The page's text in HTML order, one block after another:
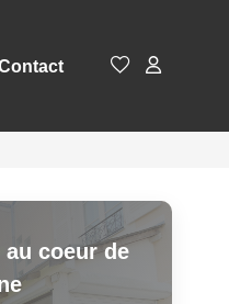
au coeur de